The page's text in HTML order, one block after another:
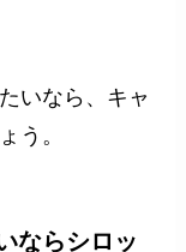
いなら、キャ
う。
ならシロッ